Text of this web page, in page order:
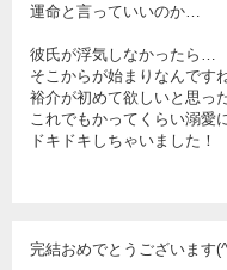
運命と言っていいのか…
彼氏が浮気しなかったら…
そこからが始まりなんですね
裕介が初めて欲しいと思っ
これでもかってくらい溺愛
ドキドキしちゃいました！
完結おめでとうございます